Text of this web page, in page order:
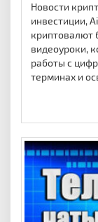
Новости
инвестиции,
криптовалют
видеоуроки,
работы с
терминах и